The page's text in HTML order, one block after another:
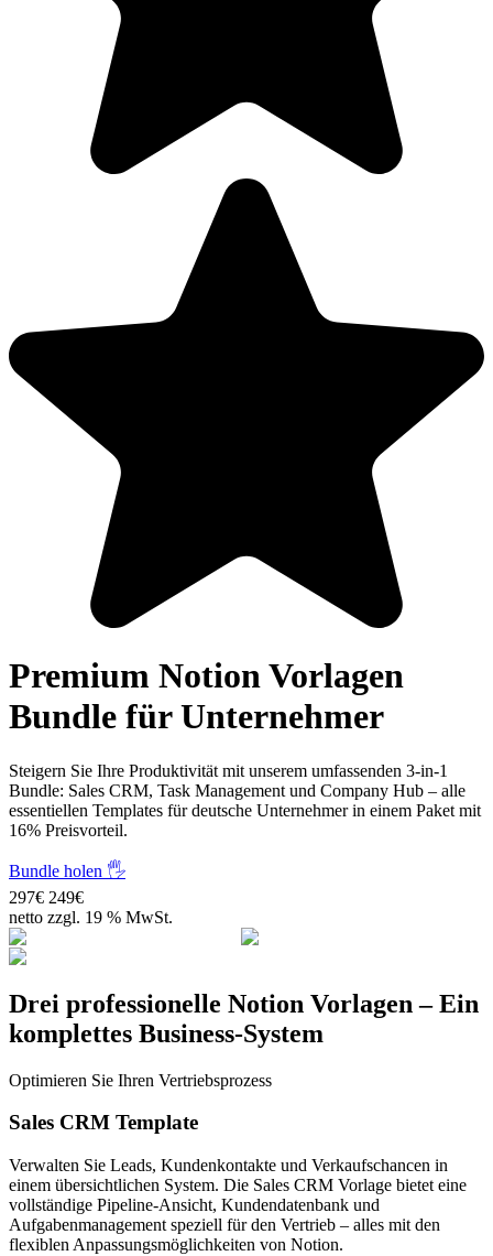
Premium NotionVorlagen
Bundle für Unternehmer
Steigern Sie Ihre Produktivität mit unserem umfassenden 3-in-1
Bundle: Sales CRM, Task Management und Company Hub – alle
essentiellen Templates für deutsche Unternehmer in einem Paket mit
16% Preisvorteil.
Bundle holen 🖐️
297€ 249€
netto zzgl. 19 % MwSt.
Drei professionelle Notion Vorlagen – Ein
komplettes Business-System
Optimieren Sie Ihren Vertriebsprozess
Sales CRM Template
Verwalten Sie Leads, Kundenkontakte und Verkaufschancen in
einem übersichtlichen System. Die Sales CRM Vorlage bietet eine
vollständige Pipeline-Ansicht, Kundendatenbank und
Aufgabenmanagement speziell für den Vertrieb – alles mit den
flexiblen Anpassungsmöglichkeiten von Notion.